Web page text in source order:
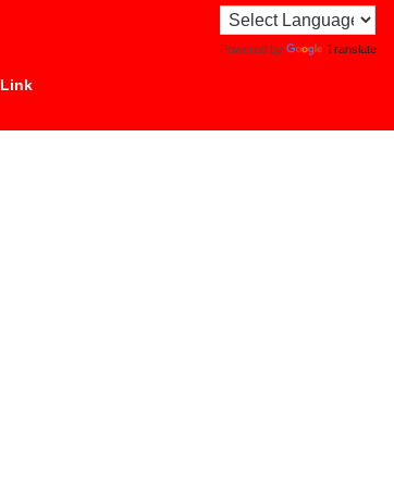
Powered by Translate
Link